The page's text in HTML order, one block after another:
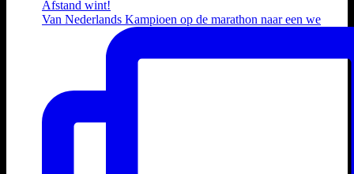
Van Nederlands Kampioen op de marathon naar een we